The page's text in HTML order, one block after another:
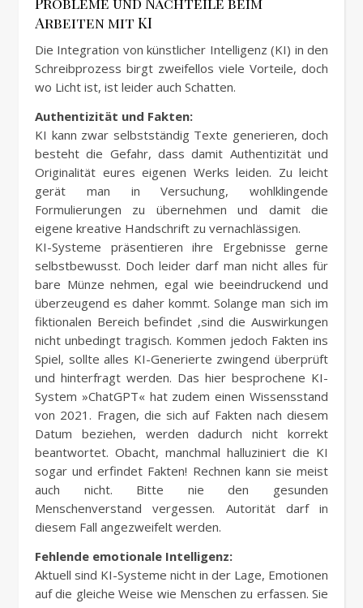
Arbeiten mit KI
Die Integration von künstlicher Intelligenz (KI) in den
Schreibprozess birgt zweifellos viele Vorteile, doch
wo Licht ist, ist leider auch Schatten.
Authentizität und Fakten:
KI kann zwar selbstständig Texte generieren, doch
besteht die Gefahr, dass damit Authentizität und
Originalität eures eigenen Werks leiden. Zu leicht
gerät man in Versuchung, wohlklingende
Formulierungen zu übernehmen und damit die
eigene kreative Handschrift zu vernachlässigen.
KI-Systeme präsentieren ihre Ergebnisse gerne
selbstbewusst. Doch leider darf man nicht alles für
bare Münze nehmen, egal wie beeindruckend und
überzeugend es daher kommt. Solange man sich im
fiktionalen Bereich befindet ,sind die Auswirkungen
nicht unbedingt tragisch. Kommen jedoch Fakten ins
Spiel, sollte alles KI-Generierte zwingend überprüft
und hinterfragt werden. Das hier besprochene KI-
System »ChatGPT« hat zudem einen Wissensstand
von 2021. Fragen, die sich auf Fakten nach diesem
Datum beziehen, werden dadurch nicht korrekt
beantwortet. Obacht, manchmal halluziniert die KI
sogar und erfindet Fakten! Rechnen kann sie meist
auch nicht. Bitte nie den gesunden
Menschenverstand vergessen. Autorität darf in
diesem Fall angezweifelt werden.
Fehlende emotionale Intelligenz:
Aktuell sind KI-Systeme nicht in der Lage, Emotionen
auf die gleiche Weise wie Menschen zu erfassen. Sie